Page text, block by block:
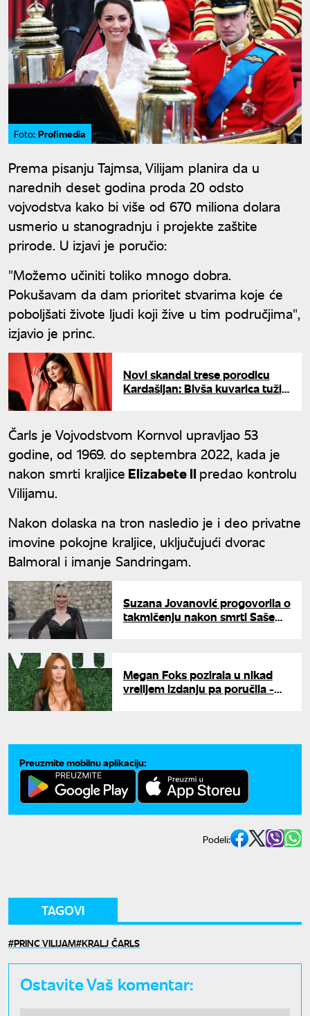
Foto: Profimedia
Prema pisanju Tajmsa, Vilijam planira da u
narednih deset godina proda 20 odsto
vojvodstva kako bi više od 670 miliona dolara
usmerio u stanogradnju i projekte zaštite
prirode. U izjavi je poručio:
"Možemo učiniti toliko mnogo dobra.
Pokušavam da dam prioritet stvarima koje će
poboljšati živote ljudi koji žive u tim područjima",
izjavio je princ.
Novi skandal trese porodicu
Kardašijan: Bivša kuvarica tužila
Čarls je Vojvodstvom Kornvol upravljao 53
godine, od 1969. do septembra 2022, kada je
nakon smrti kraljice Elizabete II predao kontrolu
Vilijamu.
Nakon dolaska na tron nasledio je i deo privatne
imovine pokojne kraljice, uključujući dvorac
Balmoral i imanje Sandringam.
Suzana Jovanović progovorila o
takmičenju nakon smrti Saše
Megan Foks pozirala u nikad
vrelijem izdanju pa poručila -
Preuzmite mobilnu aplikaciju:
Podeli:
TAGOVI
PRINC VILIJAM KRALJ ČARLS
Ostavite Vaš komentar: